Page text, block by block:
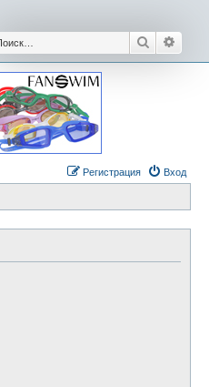
Поиск
Вход
Регистрация